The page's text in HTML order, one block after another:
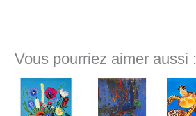
Vous pourriez aimer aussi :